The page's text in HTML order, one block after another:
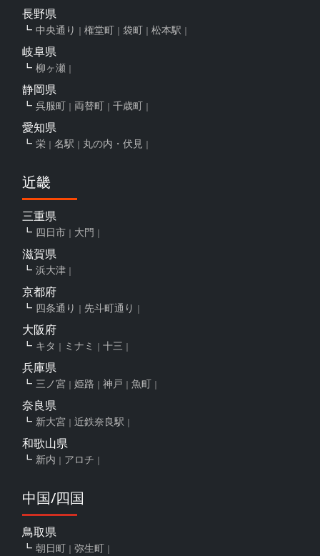
長野県
中央通り 権堂町 袋町 松本駅
岐阜県
柳ヶ瀬
静岡県
呉服町 両替町 千歳町
愛知県
栄 名駅 丸の内・伏見
近畿
三重県
四日市 大門
滋賀県
浜大津
京都府
四条通り 先斗町通り
大阪府
キタ ミナミ 十三
兵庫県
三ノ宮 姫路 神戸 魚町
奈良県
新大宮 近鉄奈良駅
和歌山県
新内 アロチ
中国/四国
鳥取県
朝日町 弥生町